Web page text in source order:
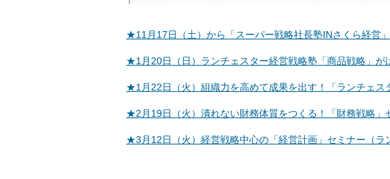
★11月17日（土）から「スーパー戦略社長塾INさくら経営
★1月20日（日）ランチェスター経営戦略塾「商品戦略」が
★1月22日（火）組織力を高めて成果を出す！「ランチェス
★2月19日（火）潰れない財務体質をつくる！「財務戦略
★3月12日（火）経営戦略中心の「経営計画」セミナー（ラ